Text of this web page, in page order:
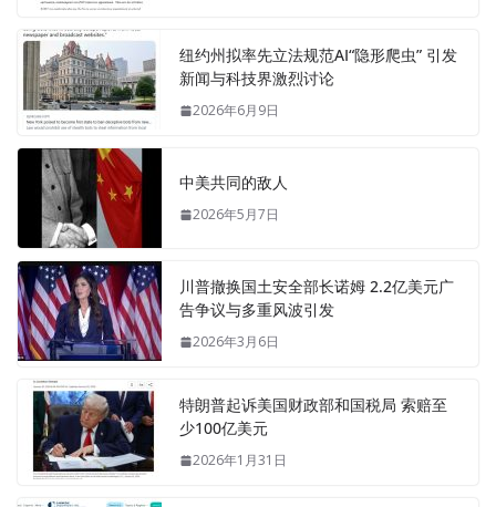
纽约州拟率先立法规范AI“隐形爬虫” 引发
新闻与科技界激烈讨论
2026年6月9日
中美共同的敌人
2026年5月7日
川普撤换国土安全部长诺姆 2.2亿美元广
告争议与多重风波引发
2026年3月6日
特朗普起诉美国财政部和国税局 索赔至
少100亿美元
2026年1月31日